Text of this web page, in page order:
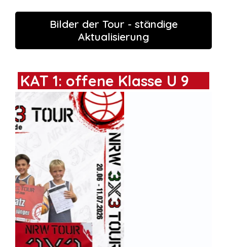
Bilder der Tour - ständige
Aktualisierung
KAT 1: offene Klasse U 9